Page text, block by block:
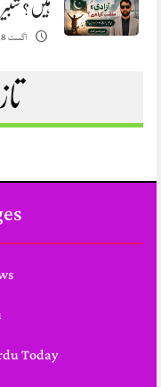
ہیں؟
اگست 8, 2026
Today